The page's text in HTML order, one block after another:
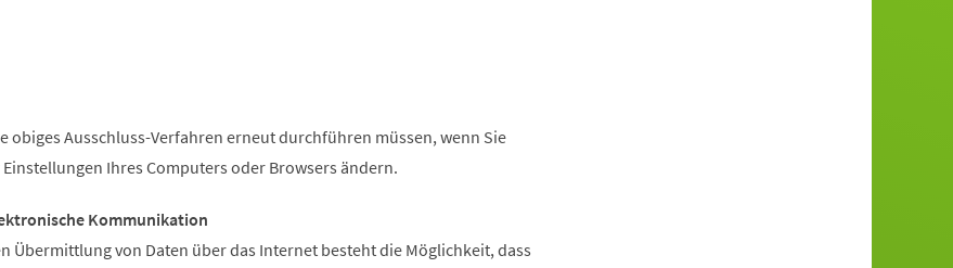
obiges Ausschluss-Verfahren erneut durchführen müssen, wenn Sie
Ihres Computers oder Browsers ändern.
Kommunikation
Übermittlung von Daten über das Internet besteht die Möglichkeit, dass